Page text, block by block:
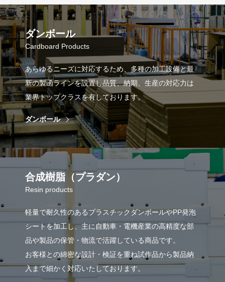
ダンボール
Cardboard Products
あらゆるニーズに対応するため、多種の加工設備と最
新の製函ラインを設置し品質、納期、生産の対応力は
業界トップクラスを有しております。
ダンボール
合成樹脂（プラダン）
Resin products
軽量で耐久性のあるプラスチックダンボールやPP発泡
シートを加工し、主に自動車・電機産業の高精度な部
品や製品の保管・物流で活躍している商品です。
お客様との綿密な設計・検証を重ね試作品から製品納
入まで細かく対応いたしております。